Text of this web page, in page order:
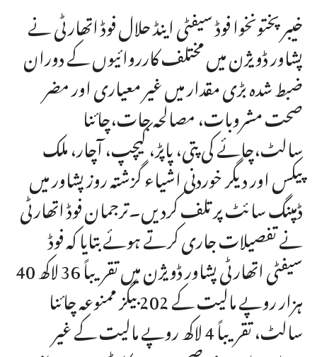
خیبرپختونخوا فوڈ سیفٹی اینڈ حلال فوڈ اتھارٹی نے
پشاور ڈویژن میں مختلف کارروائیوں کے دوران
ضبط شدہ بڑی مقدار میں غیر معیاری اور مضر
صحت مشروبات، مصالحہ جات،چائنا
سالٹ،چائے کی پتی، پاپڑ، کیچپ، آچار، ملک
پیکس اور دیگر خوردنی اشیاء گزشتہ روز پشاور میں
ڈمپنگ سائٹ پر تلف کردیں۔ترجمان فوڈ اتھارٹی
نے تفصیلات جاری کرتے ہوئے بتایا کہ فوڈ
سیفٹی اتھارٹی پشاور ڈویژن میں تقریباً 36 لاکھ 40
ہزار روپے مالیت کے 202 بیگز ممنوعہ چائنا
سالٹ، تقریباً 4 لاکھ روپے مالیت کے غیر